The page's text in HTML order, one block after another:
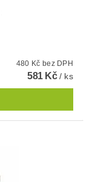
480 Kč bez DPH
581 Kč/ ks